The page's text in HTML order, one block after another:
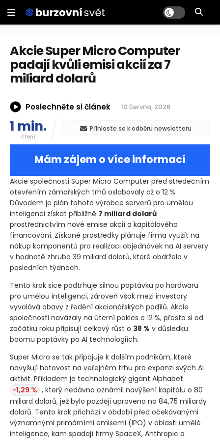
Akcie Super Micro Computer
padají kvůli emisi akcií za 7
miliard dolarů
Poslechněte si článek 10 června, 2026
1 min.
čtení
Přihlaste se k odběru newsletteru
Mám zájem o více informací
Akcie společnosti Super Micro Computer před středečním
otevřením zámořských trhů oslabovaly až o 12 %.
Důvodem je plán tohoto výrobce serverů pro umělou
inteligenci získat přibližně 7 miliard dolarů
prostřednictvím nové emise akcií a kapitálového
financování. Získané prostředky plánuje firma využít na
nákup komponentů pro realizaci objednávek na AI servery
v hodnotě zhruba 39 miliard dolarů, které obdržela v
posledních týdnech.
Tento krok sice podtrhuje silnou poptávku po hardwaru
pro umělou inteligenci, zároveň však mezi investory
vyvolává obavy z ředění akcionářských podílů. Akcie
společnosti navázaly na úterní pokles o 12 %, přesto si od
začátku roku připisují celkový růst o 38 % v důsledku
boomu poptávky po AI technologiích.
Super Micro se tak připojuje k dalším podnikům, které
navyšují hotovost na veřejném trhu pro expanzi svých AI
aktivit. Příkladem je technologický gigant Alphabet
-1,29 % , který nedávno oznámil navýšení kapitálu o 80
miliard dolarů, jež bylo později upraveno na 84,75 miliardy
dolarů. Tento krok přichází v období před očekávanými
významnými primárními emisemi (IPO) v oblasti umělé
inteligence, kam spadají firmy SpaceX, Anthropic a